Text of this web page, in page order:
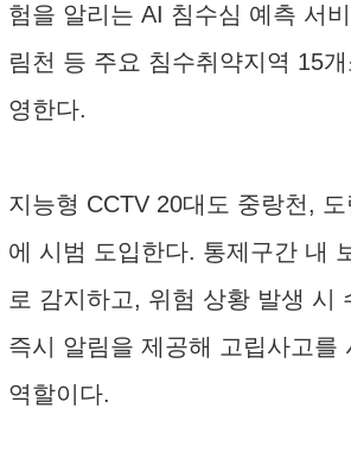
험을 알리는 AI 침수심 예측 서
림천 등 주요 침수취약지역 15
영한다.
지능형 CCTV 20대도 중랑천,
에 시범 도입한다. 통제구간 내
로 감지하고, 위험 상황 발생 시
즉시 알림을 제공해 고립사고를
역할이다.